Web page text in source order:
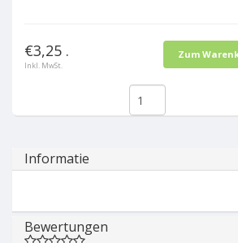
€3,25 .
Inkl. MwSt.
Zum
Informatie
Bewertungen